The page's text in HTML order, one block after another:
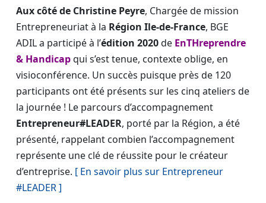
Aux côté de Christine Peyre, Chargée de mission
Entrepreneuriat à la Région Ile-de-France, BGE
ADIL a participé à l’édition 2020de EnTHreprendre
& Handicapqui s’est tenue, contexte oblige, en
visioconférence. Un succès puisque près de 120
participants ont été présents sur les cinq ateliers de
la journée ! Le parcours d’accompagnement
Entrepreneur#LEADER, porté par la Région, a été
présenté, rappelant combien l’accompagnement
représente une clé de réussite pour le créateur
d’entreprise. [ En savoir plus sur Entrepreneur
#LEADER ]